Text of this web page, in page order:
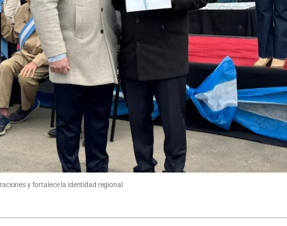
y fortalece la identidad regional